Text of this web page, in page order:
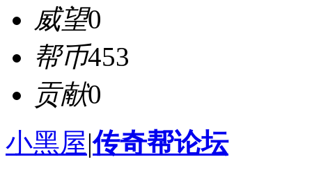
威望0
帮币453
贡献0
小黑屋|传奇帮论坛